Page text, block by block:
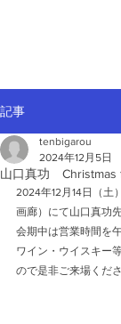
記事
山口真功 Christmas
tenbigarou
2024年12月5日
2024年12月14日（土
画廊）にて山口真功
会期中は営業時間を
ワイン・ウイスキー
ので是非ご来場くださ